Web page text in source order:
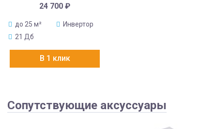
24 700₽
до 25 м²
Инвертор
21 Дб
В 1 клик
Сопутствующие аксуссуары